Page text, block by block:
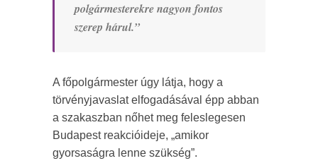
polgármesterekre nagyon fontos
szerep hárul.”
A főpolgármester úgy látja, hogy a
törvényjavaslat elfogadásával épp abban
a szakaszban nőhet meg feleslegesen
Budapest reakcióideje, „amikor
gyorsaságra lenne szükség”.